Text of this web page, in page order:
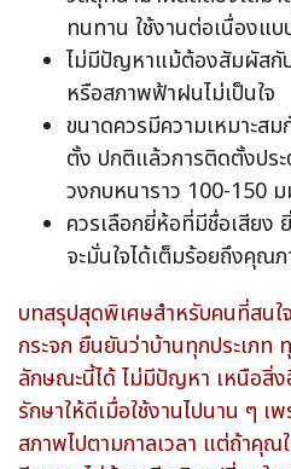
ทนทาน ใช้งานต่อเนื่องแบ
ไม่มีปัญหาแม้ต้องสัมผัสกั
หรือสภาพฟ้าฝนไม่เป็นใจ
ขนาดควรมีความเหมาะส
ตั้ง ปกติแล้วการติดตั้งปร
วงกบหนาราว 100-150
ควรเลือกยี่ห้อที่มีชื่อเสียง
จะมั่นใจได้เต็มร้อยถึงคุณภ
บทสรุปสุดพิเศษสำหรับคนที่สนใ
กระจก ยืนยันว่าบ้านทุกประเภท
ลักษณะนี้ได้ ไม่มีปัญหา เหนือสิ่
รักษาให้ดีเมื่อใช้งานไปนาน ๆ เ
สภาพไปตามกาลเวลา แต่ถ้าคุณ